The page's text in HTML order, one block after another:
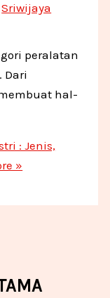
Sriwijaya
peralatan
Dari
hal-
: Jenis,
»